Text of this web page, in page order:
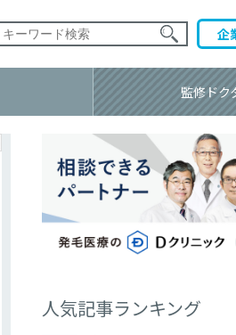
企
監修ドク
人気記事ランキング